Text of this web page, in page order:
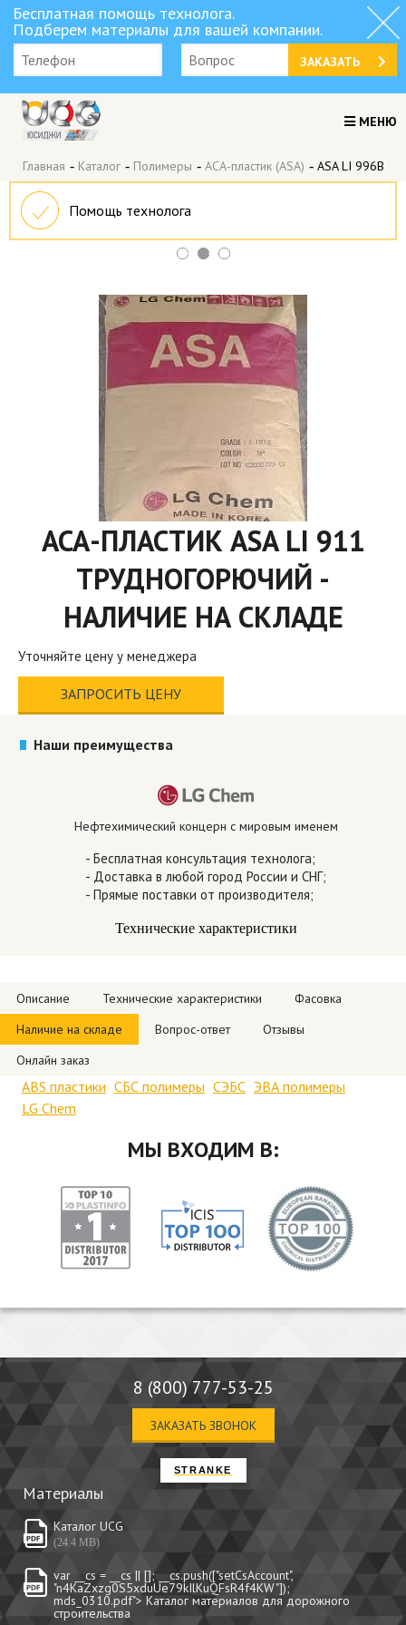
Бесплатная помощь технолога.
Подберем материалы для вашей компании.
ЗАКАЗАТЬ
МЕНЮ
Главная - Каталог - Полимеры - АСА-пластик (ASA) - ASA LI 996B
Помощь технолога
АСА-ПЛАСТИК ASA LI 911
ТРУДНОГОРЮЧИЙ -
НАЛИЧИЕ НА СКЛАДЕ
Уточняйте цену у менеджера
ЗАПРОСИТЬ ЦЕНУ
Наши преимущества
Нефтехимический концерн с мировым именем
- Бесплатная консультация технолога;
- Доставка в любой город России и СНГ;
- Прямые поставки от производителя;
Технические характеристики
Описание Технические характеристики
Фасовка
Наличие на складе
Вопрос-ответ
Отзывы
Онлайн заказ
ABS пластики СБС полимеры СЭБС ЭВА полимеры
LG Chem
МЫ ВХОДИМ В:
8 (800) 777-53-25
ЗАКАЗАТЬ ЗВОНОК
STRANKE
Материалы
Каталог UCG
(24.4 MB)
var __cs = __cs || []; __cs.push(["setCsAccount",
"n4KaZxzg0S5xduUe79kIlKuQFsR4f4KW"]);
mds_0310.pdf"> Каталог материалов для дорожного
строительства